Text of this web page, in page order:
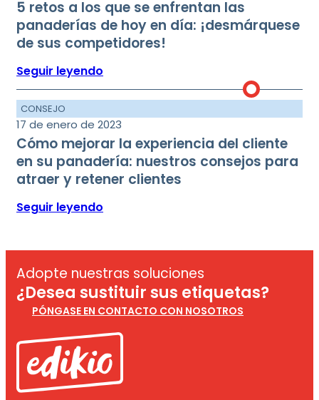
5 retos a los que se enfrentan las
panaderías de hoy en día: ¡desmárquese
de sus competidores!
Seguir leyendo
CONSEJO
17 de enero de 2023
Cómo mejorar la experiencia del cliente
en su panadería: nuestros consejos para
atraer y retener clientes
Seguir leyendo
Adopte nuestras soluciones
¿Desea sustituir sus etiquetas?
PÓNGASE EN CONTACTO CON NOSOTROS